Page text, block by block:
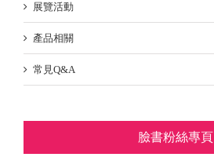
展覽活動
產品相關
常見Q&A
臉書粉絲專頁